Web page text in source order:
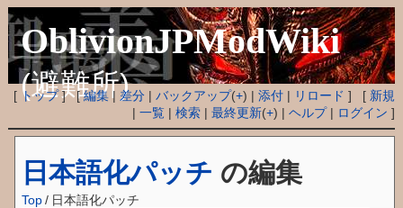
OblivionJPModWiki
(避難所)
[ トップ] [編集| 差分 |バックアップ(+) |添付 | リロード ] [ 新規
|一覧 |検索 |最終更新(+) |ヘルプ| ログイン ]
日本語化パッチ の編集
Top / 日本語化パッチ